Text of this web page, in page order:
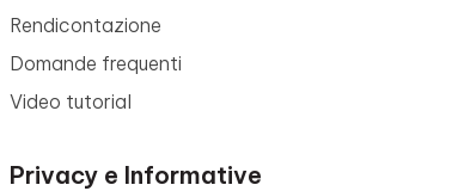
Rendicontazione
Domande frequenti
Video tutorial
Privacy e Informative